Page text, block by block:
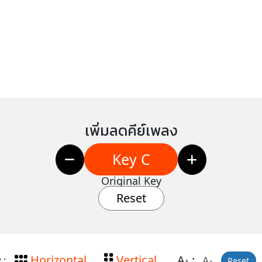
เพิ่มลดคีย์เพลง
Key C
Original Key
Reset